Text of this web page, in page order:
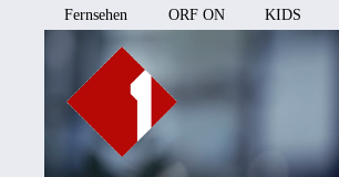
Fernsehen ORF ON KIDS